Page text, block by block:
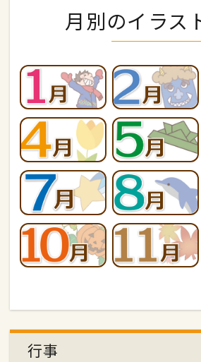
月別のイラス
行事